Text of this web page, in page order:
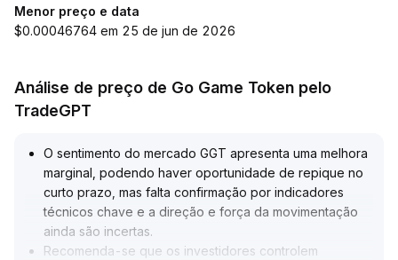
Menor preço e data
$0.00046764 em 25 de jun de 2026
Análise de preço de Go Game Token pelo
TradeGPT
O sentimento do mercado GGT apresenta uma melhora
marginal, podendo haver oportunidade de repique no
curto prazo, mas falta confirmação por indicadores
técnicos chave e a direção e força da movimentação
ainda são incertas.
Recomenda-se que os investidores controlem